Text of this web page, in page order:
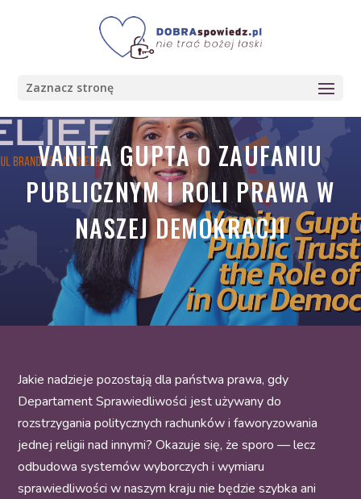
Zaznacz stronę
VANITA GUPTA O ZAUFANIU
PUBLICZNYM I ROLI PRAWA W
NASZEJ DEMOKRACJI
Jakie nadzieje pozostają dla państwa prawa, gdy
Departament Sprawiedliwości jest używany do
rozstrzygania politycznych rachunków i faworyzowania
jednej religii nad innymi? Okazuje się, że sporo — lecz
odbudowa systemów wyborczych i wymiaru
sprawiedliwości w naszym kraju nie będzie szybka ani